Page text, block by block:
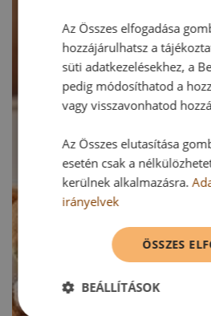
Az Összes elfogadása
hozzájárulhatsz a
süti adatkezelésekhez, a
pedig módosíthatod a
vagy visszavonhatod
Az Összes elutasítása
esetén csak a
kerülnek alkalmazásra.
irányelvek
ÖSSZES
BEÁLLÍTÁSOK